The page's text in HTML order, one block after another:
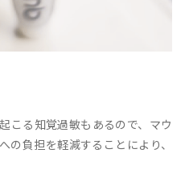
こる知覚過敏もあるので、マウ
の負担を軽減することにより、